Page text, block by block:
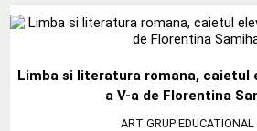
Limba si literatura romana, caietul
a V-a de Florentina
ART GRUP EDUCATIONAL